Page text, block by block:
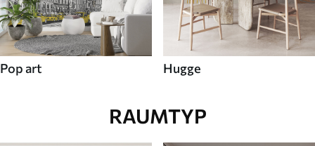
Pop art Hugge
RAUMTYP